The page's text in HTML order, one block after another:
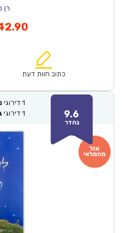
רן
₪61.00.
המחיר
הוא:
כתוב חוות דעת
9.6
נהדר
1 דירוגי
1 דירוגי